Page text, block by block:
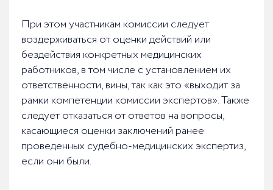
При этом участникам комиссии следует
воздерживаться от оценки действий или
бездействия конкретных медицинских
работников, в том числе с установлением их
ответственности, вины, так как это «выходит за
рамки компетенции комиссии экспертов». Также
следует отказаться от ответов на вопросы,
касающиеся оценки заключений ранее
проведенных судебно-медицинских экспертиз,
если они были.